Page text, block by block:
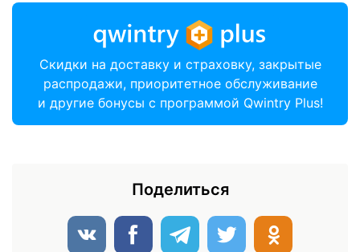
Скидки на доставку и страховку, закрытые
распродажи, приоритетное обслуживание
и другие бонусы с программой Qwintry Plus!
Поделиться